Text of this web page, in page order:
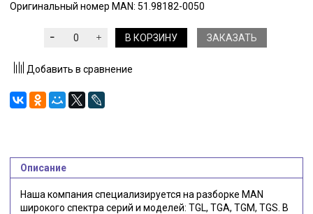
Оригинальный номер MAN: 51.98182-0050
В КОРЗИНУ ЗАКАЗАТЬ
Добавить в сравнение
Описание
Наша компания специализируется на разборке MAN
широкого спектра серий и моделей: TGL, TGA, TGM, TGS. В